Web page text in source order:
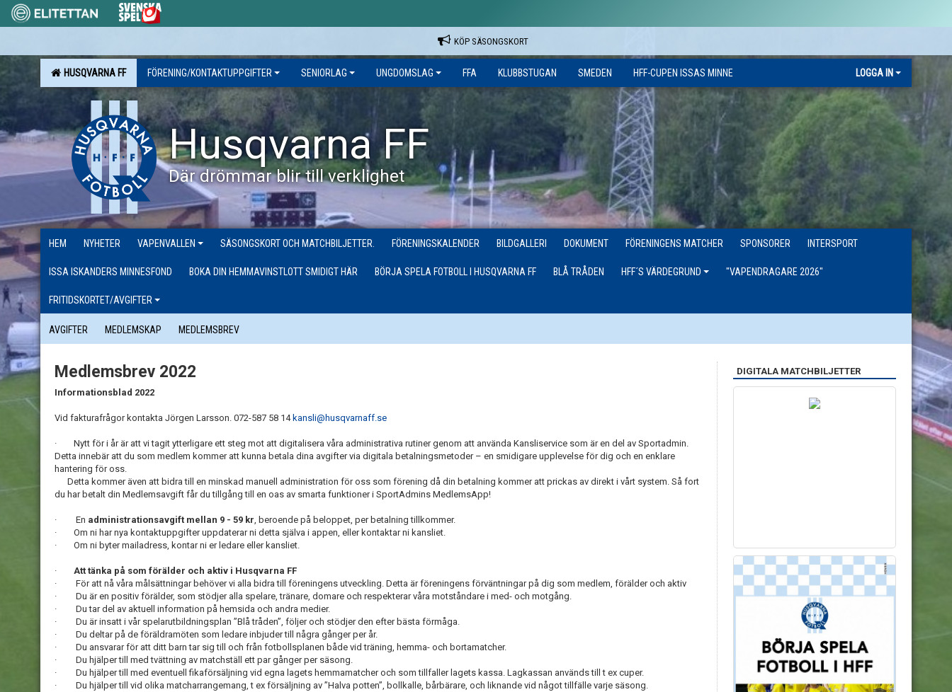
KÖP SÄSONGSKORT
HUSQVARNA FF FÖRENING/KONTAKTUPPGIFTER SENIORLAG UNGDOMSLAG FFA KLUBBSTUGAN SMEDEN HFF-CUPEN ISSAS MINNE LOGGA IN
Husqvarna FF
Där drömmar blir till verklighet
HEM NYHETER VAPENVALLEN SÄSONGSKORT OCH MATCHBILJETTER. FÖRENINGSKALENDER BILDGALLERI DOKUMENT FÖRENINGENS MATCHER SPONSORER INTERSPORT
ISSA ISKANDERS MINNESFOND BOKA DIN HEMMAVINSTLOTT SMIDIGT HÄR BÖRJA SPELA FOTBOLL I HUSQVARNA FF BLÅ TRÅDEN HFF´S VÄRDEGRUND "VAPENDRAGARE 2026"
FRITIDSKORTET/AVGIFTER
AVGIFTER MEDLEMSKAP MEDLEMSBREV
Medlemsbrev 2022
Informationsblad 2022
Vid fakturafrågor kontakta Jörgen Larsson. 072-587 58 14 kansli@husqvarnaff.se
· Nytt för i år är att vi tagit ytterligare ett steg mot att digitalisera våra administrativa rutiner genom att använda Kansliservice som är en del av Sportadmin.
Detta innebär att du som medlem kommer att kunna betala dina avgifter via digitala betalningsmetoder – en smidigare upplevelse för dig och en enklare
hantering för oss.
Detta kommer även att bidra till en minskad manuell administration för oss som förening då din betalning kommer att prickas av direkt i vårt system. Så fort
du har betalt din Medlemsavgift får du tillgång till en oas av smarta funktioner i SportAdmins MedlemsApp!
· En administrationsavgift mellan 9 - 59 kr, beroende på beloppet, per betalning tillkommer.
· Om ni har nya kontaktuppgifter uppdaterar ni detta själva i appen, eller kontaktar ni kansliet.
· Om ni byter mailadress, kontar ni er ledare eller kansliet.
· Att tänka på som förälder och aktiv i Husqvarna FF
· För att nå våra målsättningar behöver vi alla bidra till föreningens utveckling. Detta är föreningens förväntningar på dig som medlem, förälder och aktiv
· Du är en positiv förälder, som stödjer alla spelare, tränare, domare och respekterar våra motståndare i med- och motgång.
· Du tar del av aktuell information på hemsida och andra medier.
· Du är insatt i vår spelarutbildningsplan ”Blå tråden”, följer och stödjer den efter bästa förmåga.
· Du deltar på de föräldramöten som ledare inbjuder till några gånger per år.
· Du ansvarar för att ditt barn tar sig till och från fotbollsplanen både vid träning, hemma- och bortamatcher.
· Du hjälper till med tvättning av matchställ ett par gånger per säsong.
· Du hjälper till med eventuell fikaförsäljning vid egna lagets hemmamatcher och som tillfaller lagets kassa. Lagkassan används till t ex cuper.
· Du hjälper till vid olika matcharrangemang, t ex försäljning av ”Halva potten”, bollkalle, bårbärare, och liknande vid något tillfälle varje säsong.
DIGITALA MATCHBILJETTER